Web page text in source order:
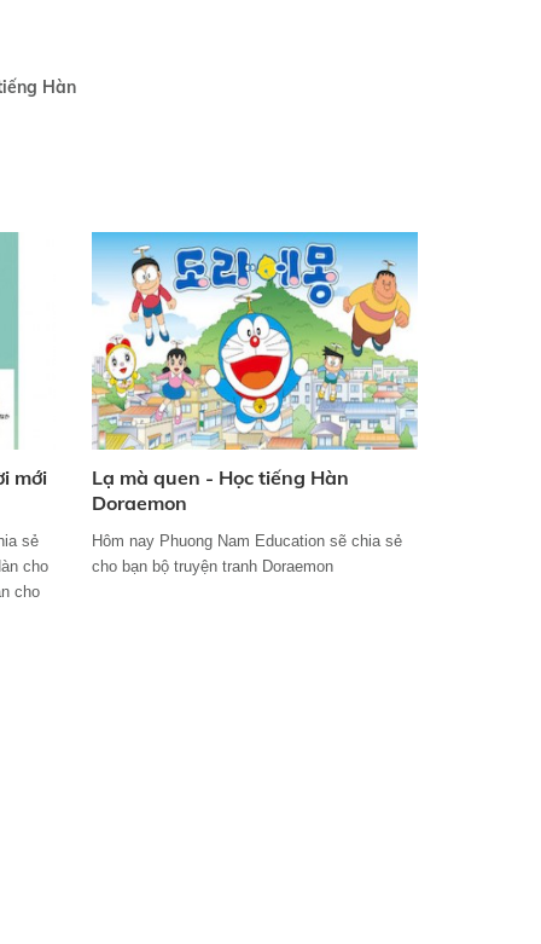
Hàn
mới
sẻ
cho
cho
Lạ mà quen - Học tiếng Hàn
Doraemon
Hôm nay Phuong Nam Education sẽ chia sẻ
cho bạn bộ truyện tranh Doraemon